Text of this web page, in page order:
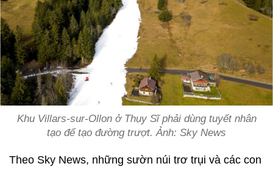
Khu Villars-sur-Ollon ở Thụy Sĩ phải dùng tuyết nhân
tạo để tạo đường trượt. Ảnh: Sky News
Theo Sky News, những sườn núi trơ trụi và các con